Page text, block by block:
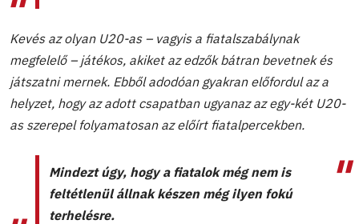
Kevés az olyan U20-as – vagyis a fiatalszabálynak
megfelelő – játékos, akiket az edzők bátran bevetnek és
játszatni mernek. Ebből adodóan gyakran előfordul az a
helyzet, hogy az adott csapatban ugyanaz az egy-két U20-
as szerepel folyamatosan az előírt fiatalpercekben.
Mindezt úgy, hogy a fiatalok még nem is
feltétlenül állnak készen még ilyen fokú
terhelésre.